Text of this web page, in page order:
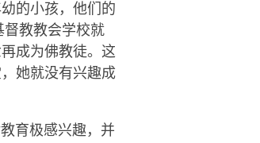
的小孩，他们的
督教教会学校就
成为佛教徒。这
她就没有兴趣成
育极感兴趣，并